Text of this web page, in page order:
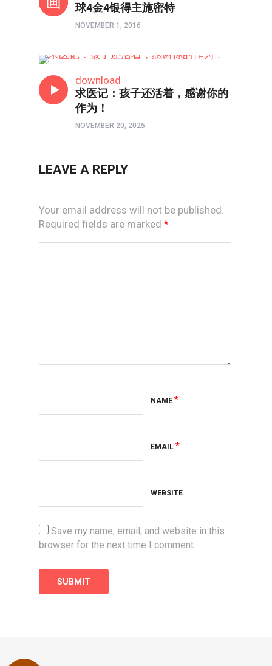
球4金4银得主施密特
NOVEMBER 1, 2016
download
求医记：孩子还活着，感谢你的
作为！
NOVEMBER 20, 2025
LEAVE A REPLY
Your email address will not be published.
Required fields are marked *
NAME *
EMAIL *
WEBSITE
Save my name, email, and website in this
browser for the next time I comment.